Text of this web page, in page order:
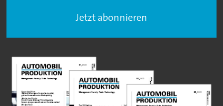
Jetzt abonnieren